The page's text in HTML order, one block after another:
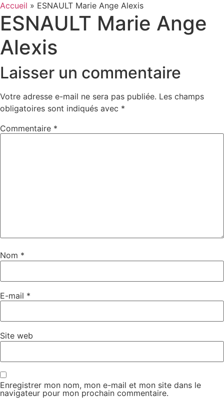
Accueil » ESNAULT Marie Ange Alexis
ESNAULT Marie Ange
Alexis
Laisser un commentaire
Votre adresse e-mail ne sera pas publiée. Les champs
obligatoires sont indiqués avec *
Commentaire *
Nom *
E-mail *
Site web
Enregistrer mon nom, mon e-mail et mon site dans le
navigateur pour mon prochain commentaire.